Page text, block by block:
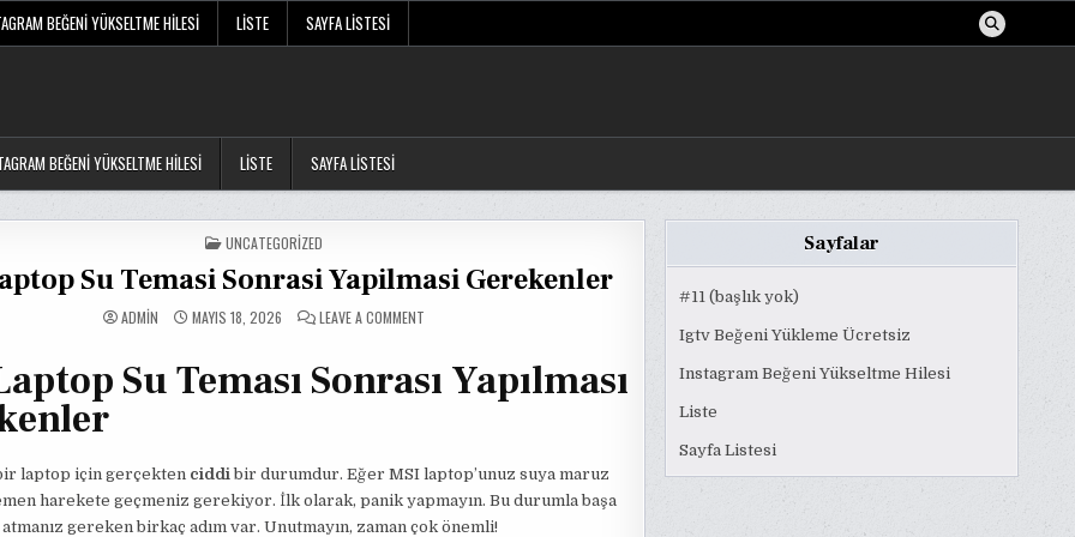
BEĞENI YÜKSELTME HILESI LISTE SAYFA LISTESI
BEĞENI YÜKSELTME HILESI LISTE SAYFA LISTESI
POSTED
IN
UNCATEGORIZED
Su Temasi Sonrasi Yapilmasi Gerekenler
ADMIN MAYIS 18, 2026 LEAVE A COMMENT
TEMASI
SONRASI
Su Teması Sonrası Yapılması
laptop için gerçekten ciddibir durumdur. Eğer MSI laptop’unuz suya maruz
harekete geçmeniz gerekiyor. İlk olarak, panik yapmayın. Bu durumla başa
gereken birkaç adım var. Unutmayın, zaman çok önemli!
Sayfalar
#11 (başlık yok)
Igtv Beğeni Yükleme Ücretsiz
Instagram Beğeni Yükseltme Hilesi
Liste
Sayfa Listesi